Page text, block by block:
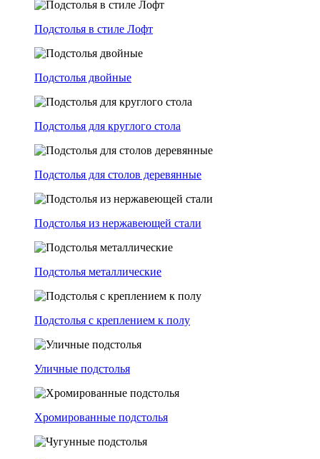
Подстолья в стиле Лофт
Подстолья двойные
Подстолья для круглого стола
Подстолья для столов деревянные
Подстолья из нержавеющей стали
Подстолья металлические
Подстолья с креплением к полу
Уличные подстолья
Хромированные подстолья